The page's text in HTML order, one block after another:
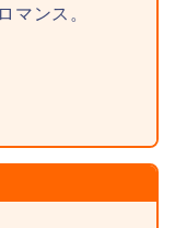
マンス。